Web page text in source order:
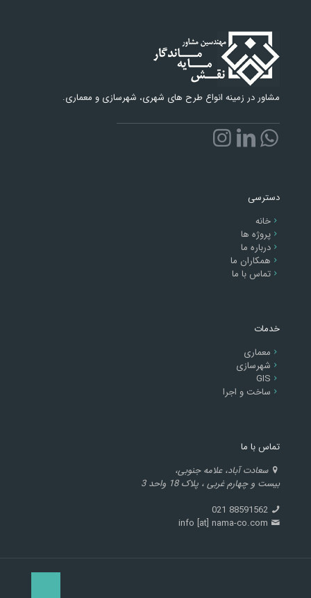
مشاور در زمینه انواع طرح های شهری، شهرسازی و معماری.
دسترسی
خانه
پروژه ها
درباره ما
همکاران ما
تماس با ما
خدمات
معماری
شهرسازی
GIS
ساخت و اجرا
تماس با ما
سعادت آباد، علامه جنوبی،
بیست و چهارم غربی ، پلاک 18 واحد 3
88591562 021